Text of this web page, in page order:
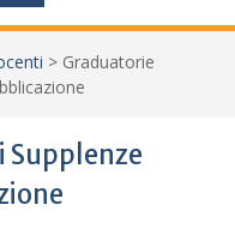
> Graduatorie